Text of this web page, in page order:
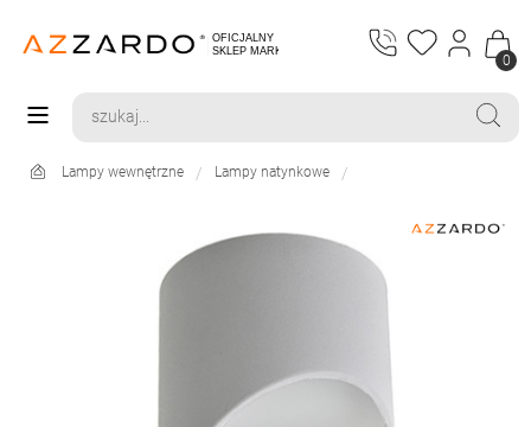
0
Lampy wewnętrzne Lampy natynkowe